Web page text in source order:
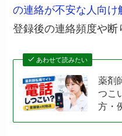
の連絡が不安な人向け
登録後の連絡頻度や断
あわせて読みたい
薬剤
つこ
方・